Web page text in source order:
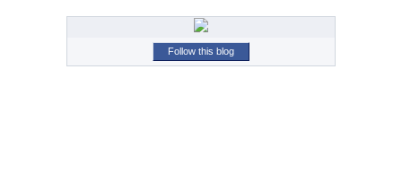
Follow this blog